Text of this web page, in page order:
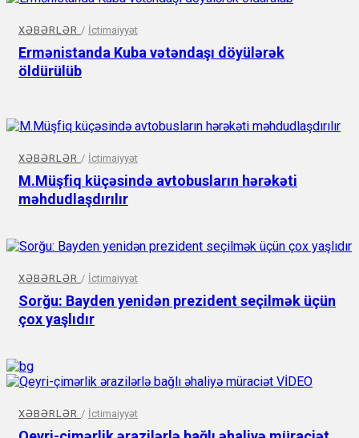
XƏBƏRLƏR / İctimaiyyət
Ermənistanda Kuba vətəndaşı döyülərək
öldürülüb
XƏBƏRLƏR / İctimaiyyət
M.Müşfiq küçəsində avtobusların hərəkəti
məhdudlaşdırılır
XƏBƏRLƏR / İctimaiyyət
Sorğu: Bayden yenidən prezident seçilmək üçün
çox yaşlıdır
XƏBƏRLƏR / İctimaiyyət